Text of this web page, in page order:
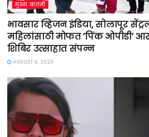
मुख्य बातमी
भावसार व्हिजन इंडिया, सोलापूर
महिलांसाठी मोफत ‘पिंक ओपीडी’
शिबिर उत्साहात संपन्न
AUGUST 6, 2026